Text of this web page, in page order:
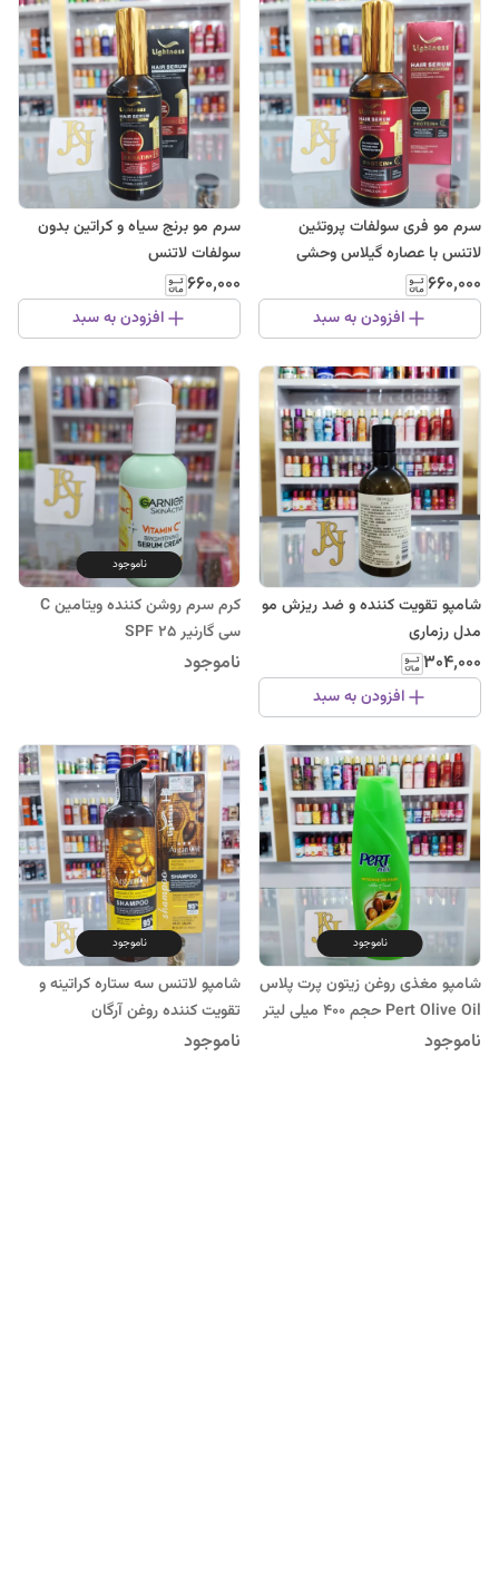
سرم مو فری سولفات پروتئین
لاتنس با عصاره گیلاس وحشی
۶۶۰٬۰۰۰
افزودن به سبد
سرم مو برنج سیاه و کراتین بدون
سولفات لاتنس
۶۶۰٬۰۰۰
افزودن به سبد
شامپو تقویت کننده و ضد ریزش مو
مدل رزماری
۳۰۴٬۰۰۰
افزودن به سبد
ناموجود
کرم سرم روشن کننده ویتامین C
سی گارنیر SPF 25
ناموجود
ناموجود
شامپو مغذی روغن زیتون پرت پلاس
Pert Olive Oil حجم 400 میلی لیتر
ناموجود
ناموجود
شامپو لاتنس سه ستاره کراتینه و
تقویت کننده روغن آرگان
ناموجود